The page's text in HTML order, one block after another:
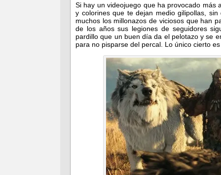
Si hay un videojuego que ha provocado más
y colorines que te dejan medio gilipollas,
muchos los millonazos de viciosos que han
de los años sus legiones de seguidores
pardillo que un buen día da el pelotazo y se
para no pisparse del percal. Lo único cierto